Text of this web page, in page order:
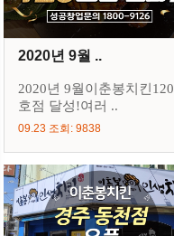
2020년 9월 ..
2020년 9월이춘봉치킨120
호점 달성!여러 ..
09.23 조회: 9838